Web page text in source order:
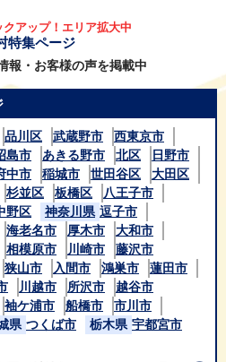
アップ！エリア拡大中
特集ページ
報・お客様の声を掲載中
品川区 武蔵野市
西東京市
島市 あきる野市 北区
日野市
中市 稲城市 世田谷区
大田区
杉並区 板橋区
八王子市
野区 神奈川県 逗子市
海老名市 厚木市
大和市
相模原市 川崎市
藤沢市
狭山市 入間市 鴻巣市
蓮田市
川越市 所沢市
越谷市
袖ケ浦市 船橋市
市川市
県 つくば市 栃木県 宇都宮市